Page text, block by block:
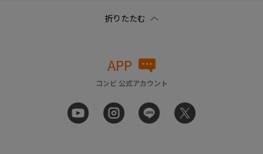
APP
コンビ 公式アカウント